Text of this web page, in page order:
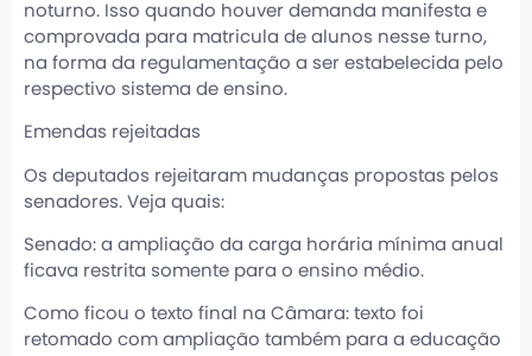
noturno. Isso quando houver demanda manifesta e
comprovada para matricula de alunos nesse turno,
na forma da regulamentação a ser estabelecida pelo
respectivo sistema de ensino.
Emendas rejeitadas
Os deputados rejeitaram mudanças propostas pelos
senadores. Veja quais:
Senado: a ampliação da carga horária mínima anual
ficava restrita somente para o ensino médio.
Como ficou o texto final na Câmara: texto foi
retomado com ampliação também para a educação